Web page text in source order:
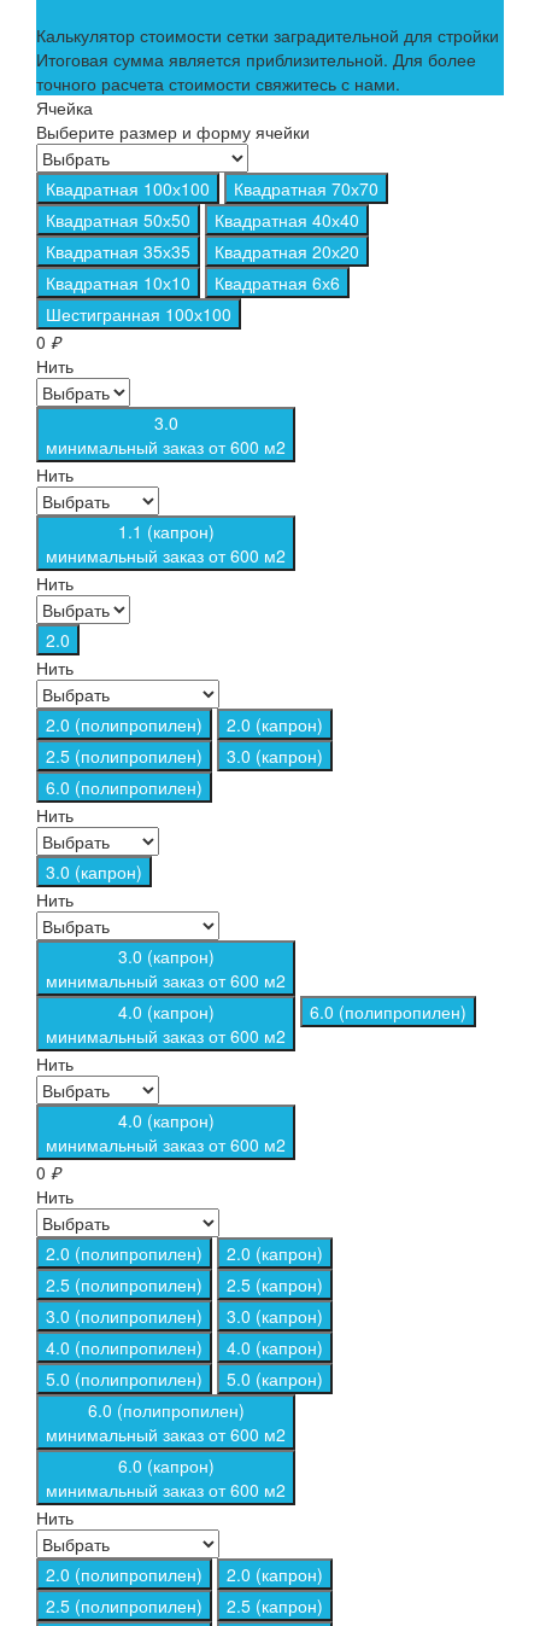
Калькулятор стоимости сетки заградительной для стройки
Итоговая сумма является приблизительной. Для более
точного расчета стоимости свяжитесь с нами.
Ячейка
Выберите размер и форму ячейки
Квадратная 100х100
Квадратная 70х70
Квадратная 50х50
Квадратная 40х40
Квадратная 35х35
Квадратная 20х20
Квадратная 10х10
Квадратная 6х6
Шестигранная 100х100
0 ₽
Нить
3.0
минимальный заказ от 600 м2
Нить
1.1 (капрон)
минимальный заказ от 600 м2
Нить
2.0
Нить
2.0 (полипропилен)
2.0 (капрон)
2.5 (полипропилен)
3.0 (капрон)
6.0 (полипропилен)
Нить
3.0 (капрон)
Нить
3.0 (капрон)
минимальный заказ от 600 м2
4.0 (капрон)
минимальный заказ от 600 м2
6.0 (полипропилен)
Нить
4.0 (капрон)
минимальный заказ от 600 м2
0 ₽
Нить
2.0 (полипропилен)
2.0 (капрон)
2.5 (полипропилен)
2.5 (капрон)
3.0 (полипропилен)
3.0 (капрон)
4.0 (полипропилен)
4.0 (капрон)
5.0 (полипропилен)
5.0 (капрон)
6.0 (полипропилен)
минимальный заказ от 600 м2
6.0 (капрон)
минимальный заказ от 600 м2
Нить
2.0 (полипропилен)
2.0 (капрон)
2.5 (полипропилен)
2.5 (капрон)